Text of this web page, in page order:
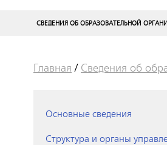
СВЕДЕНИЯ ОБ ОБРАЗОВАТЕЛЬНОЙ
Главная / Сведения об
Основные сведения
Структура и органы